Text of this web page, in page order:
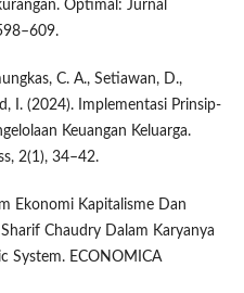
Optimal: Jurnal
C. A., Setiawan, D.,
I. (2024). Implementasi Prinsip-
Keuangan Keluarga.
2(1), 34–42.
Ekonomi Kapitalisme Dan
Chaudry Dalam Karyanya
System. ECONOMICA